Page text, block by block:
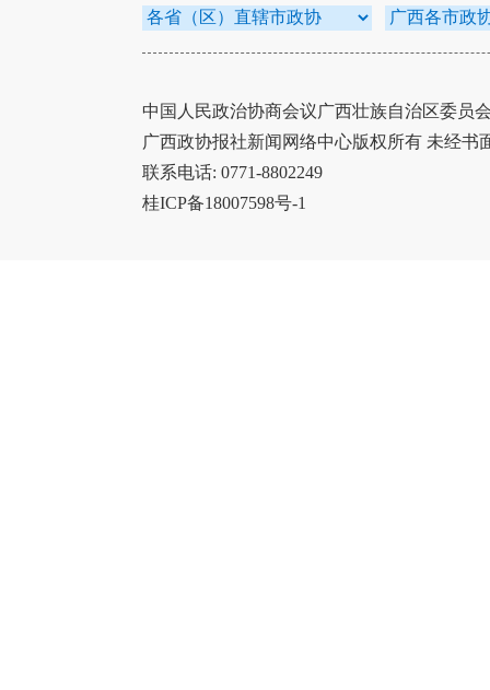
中国人民政治协商会议广西壮族自治区委员
广西政协报社新闻网络中心版权所有 未经书
联系电话: 0771-8802249
桂ICP备18007598号-1